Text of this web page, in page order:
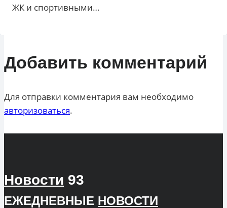
ЖК и спортивными…
Добавить комментарий
Для отправки комментария вам необходимо
авторизоваться.
Новости 93
ЕЖЕДНЕВНЫЕ НОВОСТИ